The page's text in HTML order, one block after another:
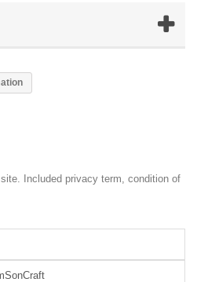
Included privacy term, condition of